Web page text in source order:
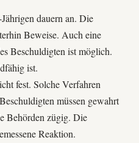
dauern an. Die
Beweise. Auch eine
Beschuldigten ist möglich.
ist.
fest. Solche Verfahren
müssen gewahrt
Behörden zügig. Die
Reaktion.